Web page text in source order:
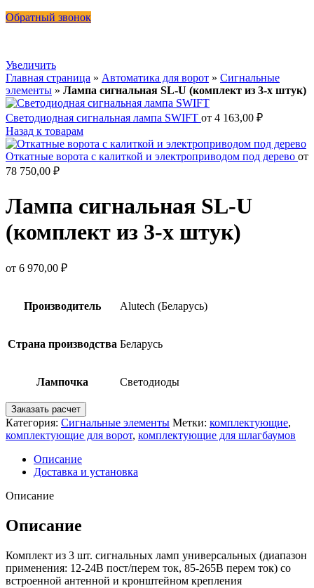
Обратный звонок
Увеличить
Главная страница » Автоматика для ворот » Сигнальные
элементы » Лампа сигнальная SL-U (комплект из 3-х штук)
Светодиодная сигнальная лампа SWIFT от 4 163,00 ₽
Назад к товарам
Откатные ворота с калиткой и электроприводом под дерево от
78 750,00 ₽
Лампа сигнальная SL-U
(комплект из 3-х штук)
от 6 970,00 ₽
Производитель Alutech (Беларусь)
Страна производства Беларусь
Лампочка Светодиоды
Заказать расчет
Категория: Сигнальные элементы Метки: комплектующие,
комплектующие для ворот, комплектующие для шлагбаумов
Описание
Доставка и установка
Описание
Описание
Комплект из 3 шт. сигнальных ламп универсальных (диапазон
применения: 12-24В пост/перем ток, 85-265В перем ток) со
встроенной антенной и кронштейном крепления